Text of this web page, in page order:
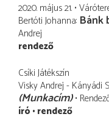
2020. május 21.
Bertóti Johanna Bánk
Andrej
rendező
Csíki Játékszín
Visky Andrej - Kányádi
(Munkacím)
író rendező